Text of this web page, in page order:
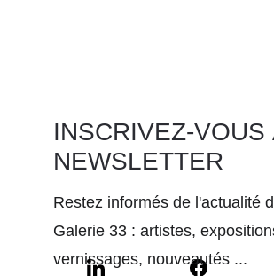
INSCRIVEZ-VOUS
NEWSLETTER
Restez informés de l'actualité
Galerie 33 : artistes,
vernissages, nouveautés ...